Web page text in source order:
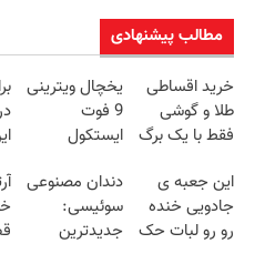
مطالب پیشنهادی
خرید اقساطی
طلا و گوشی
فقط با یک برگ
یخچال ویترینی
9 فوت
ایستکول
این جعبه ی
جادویی خنده
رو رو لبات حک
دندان مصنوعی
سوئیسی:
جدیدترین